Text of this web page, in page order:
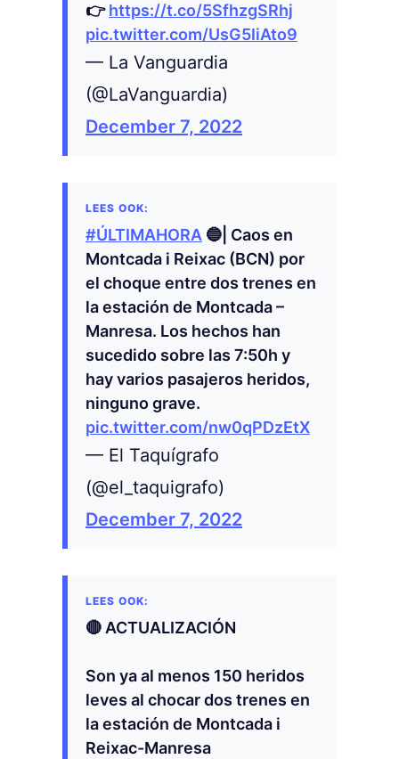
👉https://t.co/5SfhzgSRhj
pic.twitter.com/UsG5IiAto9
— La Vanguardia
(@LaVanguardia)
December 7, 2022
#ÚLTIMAHORA 🔵| Caos en
Montcada i Reixac (BCN) por
el choque entre dos trenes en
la estación de Montcada –
Manresa. Los hechos han
sucedido sobre las 7:50h y
hay varios pasajeros heridos,
ninguno grave.
pic.twitter.com/nw0qPDzEtX
— El Taquígrafo
(@el_taquigrafo)
December 7, 2022
🔴 ACTUALIZACIÓN
Son ya al menos 150 heridos
leves al chocar dos trenes en
la estación de Montcada i
Reixac-Manresa